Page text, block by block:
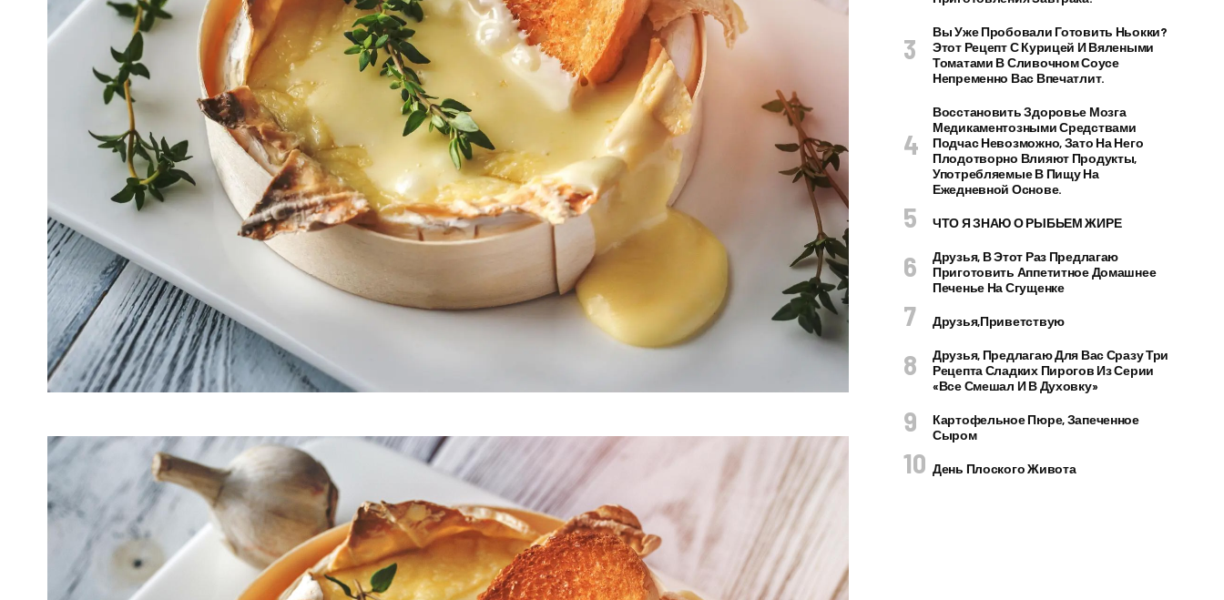
Вы Уже Пробовали Готовить Ньокки?
Этот Рецепт С Курицей И Вялеными
Томатами В Сливочном Соусе
Непременно Вас Впечатлит.
Восстановить Здоровье Мозга
Медикаментозными Средствами
Подчас Невозможно, Зато На Него
Плодотворно Влияют Продукты,
Употребляемые В Пищу На
Ежедневной Основе.
ЧТО Я ЗНАЮ О РЫБЬЕМ ЖИРЕ
Друзья, В Этот Раз Предлагаю
Приготовить Аппетитное Домашнее
Печенье На Сгущенке
Друзья,приветствую
Друзья, Предлагаю Для Вас Сразу Три
Рецепта Сладких Пирогов Из Серии
«все Смешал И В Духовку»
Картофельное Пюре, Запеченное
Сыром
День Плоского Живота